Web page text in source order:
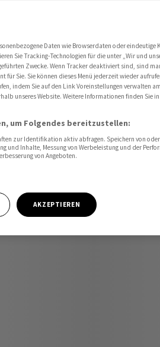
Daten wie Browserdaten oder eindeutige
Sie Tracking-Technologien für die unter „Wir und
Zwecke. Wenn Tracker deaktiviert sind, sind
für Sie. Sie können dieses Menü jederzeit wieder
indem Sie auf den Link Voreinstellungen verwalten
unseres Website. Weitere Informationen finden Sie
um Folgendes bereitzustellen:
zur Identifikation aktiv abfragen. Speichern von
und Inhalte, Messung von Werbeleistung und der
von Angeboten.
AKZEPTIEREN